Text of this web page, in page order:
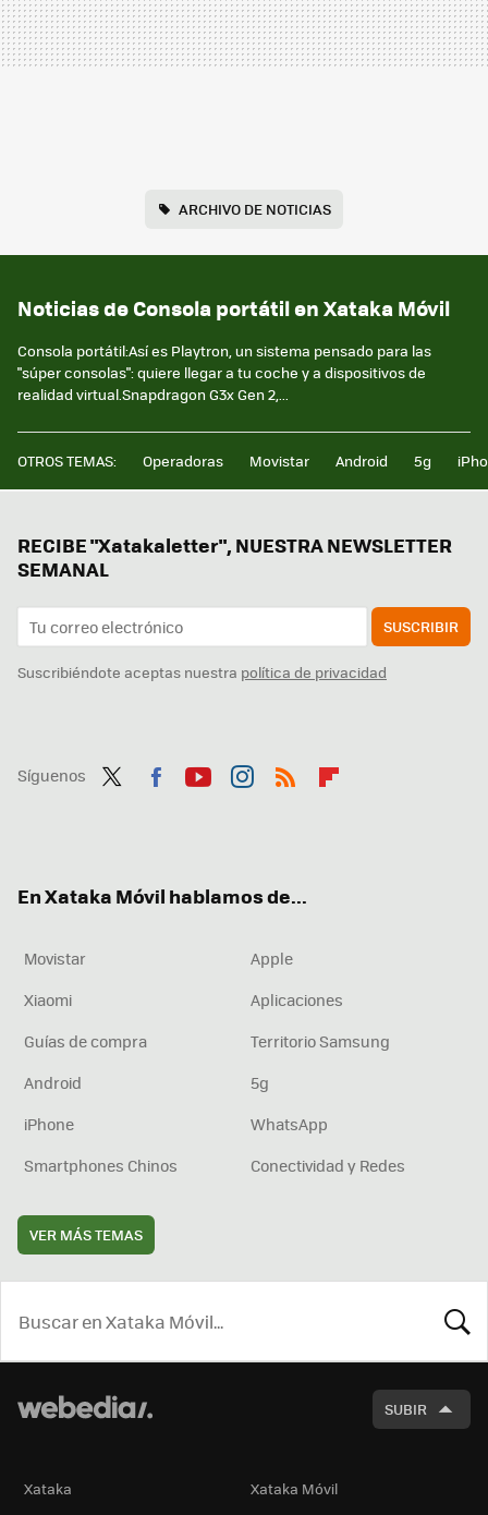
ARCHIVO DE NOTICIAS
Noticias de Consola portátil en Xataka Móvil
Consola portátil:Así es Playtron, un sistema pensado para las
"súper consolas": quiere llegar a tu coche y a dispositivos de
realidad virtual.Snapdragon G3x Gen 2,...
OTROS TEMAS: Operadoras Movistar Android 5g
RECIBE "Xatakaletter", NUESTRA NEWSLETTER
SEMANAL
SUSCRIBIR
Suscribiéndote aceptas nuestra política de privacidad
Síguenos
En Xataka Móvil hablamos de...
Movistar
Apple
Xiaomi
Aplicaciones
Guías de compra
Territorio Samsung
Android
5g
iPhone
WhatsApp
Smartphones Chinos
Conectividad y Redes
VER MÁS TEMAS
SUBIR
Xataka
Xataka Móvil